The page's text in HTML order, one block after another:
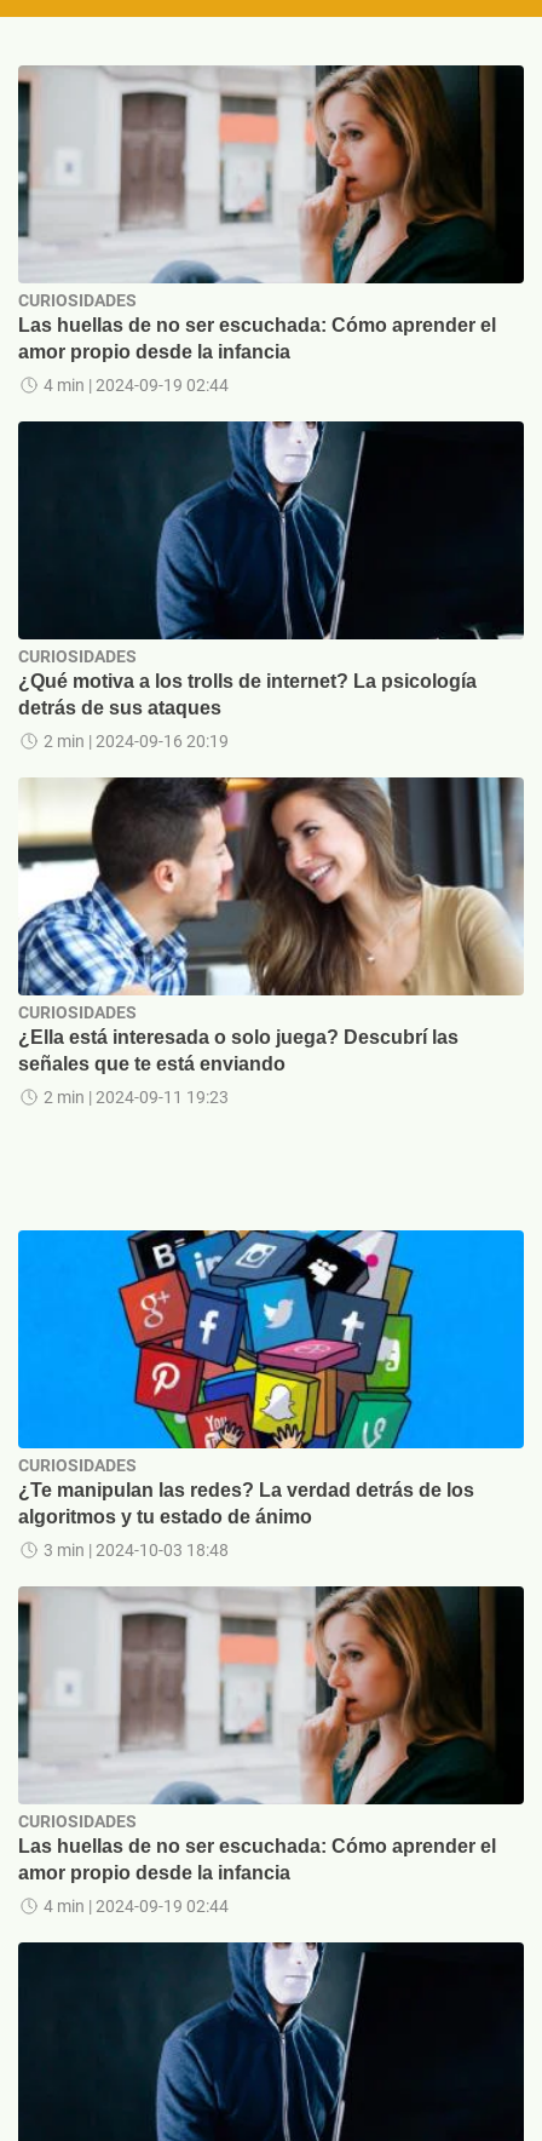
CURIOSIDADES
Las huellas de no ser escuchada: Cómo aprender el
amor propio desde la infancia
4 min | 2024-09-19 02:44
CURIOSIDADES
¿Qué motiva a los trolls de internet? La psicología
detrás de sus ataques
2 min | 2024-09-16 20:19
CURIOSIDADES
¿Ella está interesada o solo juega? Descubrí las
señales que te está enviando
2 min | 2024-09-11 19:23
CURIOSIDADES
¿Te manipulan las redes? La verdad detrás de los
algoritmos y tu estado de ánimo
3 min | 2024-10-03 18:48
CURIOSIDADES
Las huellas de no ser escuchada: Cómo aprender el
amor propio desde la infancia
4 min | 2024-09-19 02:44